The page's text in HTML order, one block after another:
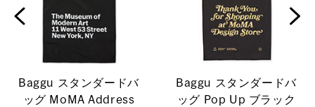
Baggu スタンダードバ
ッグ MoMA Address
Baggu スタンダードバ
ッグ Pop Up ブラック